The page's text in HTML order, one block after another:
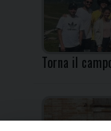
Torna il